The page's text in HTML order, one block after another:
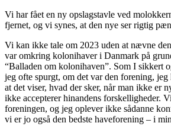
Vi har fået en ny opslagstavle ved
fjernet, og vi synes, at den nye ser rigtig
Vi kan ikke tale om 2023 uden at nævne
var omkring kolonihaver i Danmark på
“Balladen om kolonihaven”. Som I sikkert
jeg ofte spurgt, om det var den forening, jeg
at det viser, hvad der sker, når man ikke er
ikke accepterer hinandens forskelligheder.
foreningen, og jeg oplever ikke sådanne
vi er jo også den bedste haveforening – i